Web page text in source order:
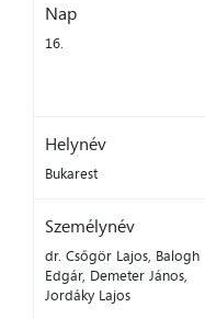
Nap
16.
Helynév
Bukarest
Személynév
dr. Csőgör Lajos, Balogh
Edgár, Demeter János,
Jordáky Lajos